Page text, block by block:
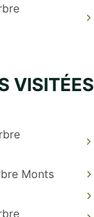
VISITÉES
Monts